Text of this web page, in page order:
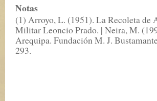
Notas
(1) Arroyo, L. (1951). La Recoleta de
Militar Leoncio Prado. | Neira, M.
Arequipa. Fundación M. J.
293.